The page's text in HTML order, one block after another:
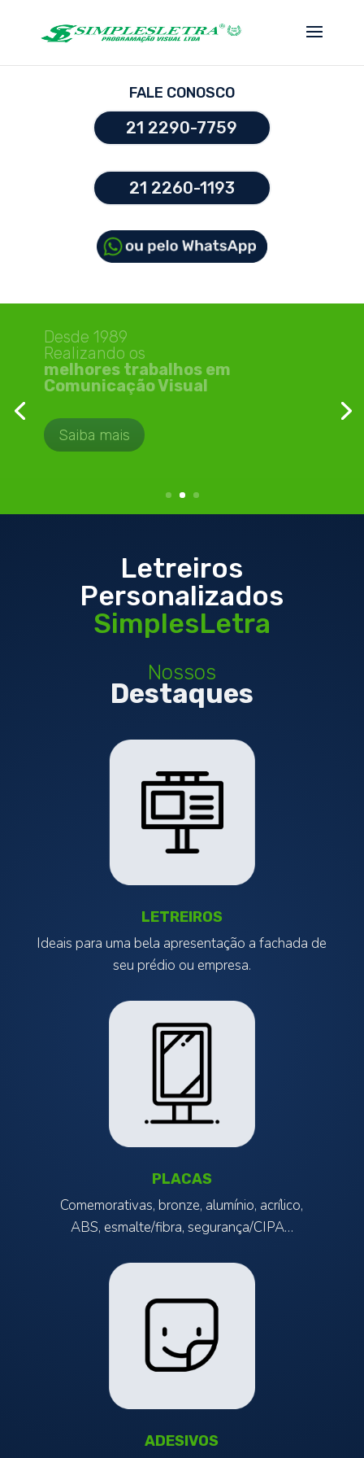
FALE CONOSCO
21 2290-7759
21 2260-1193
Letreiros
Personalizados
O jeito mais elegante de identificar
Saiba mais
Letreiros
Personalizados
SimplesLetra
Nossos
Destaques
LETREIROS
Ideais para uma bela apresentação a fachada de
seu prédio ou empresa.
PLACAS
Comemorativas, bronze, alumínio, acrílico,
ABS, esmalte/fibra, segurança/CIPA…
ADESIVOS